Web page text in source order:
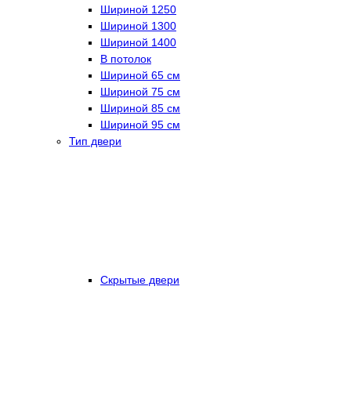
Шириной 1250
Шириной 1300
Шириной 1400
В потолок
Шириной 65 см
Шириной 75 см
Шириной 85 см
Шириной 95 см
Тип двери
Скрытые двери